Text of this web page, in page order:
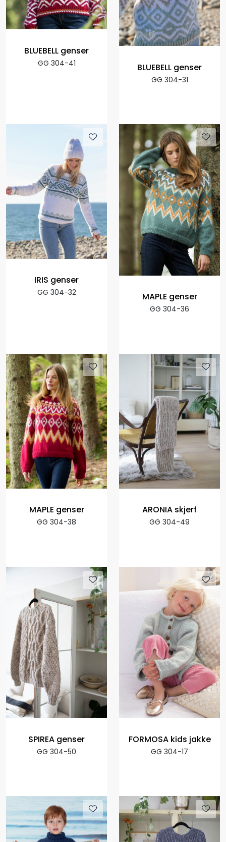
BLUEBELL genser
GG 304-41 BLUEBELL genser
GG 304-31
IRIS genser
GG 304-32 MAPLE genser
GG 304-36
MAPLE genser
GG 304-38
ARONIA skjerf
GG 304-49
SPIREA genser
GG 304-50
FORMOSA kids jakke
GG 304-17